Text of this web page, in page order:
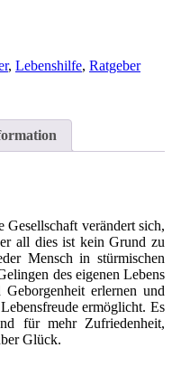
, Lebenshilfe, Ratgeber
verändert sich,
all dies ist kein Grund zu
Mensch in stürmischen
des eigenen Lebens
erlernen und
ermöglicht. Es
für mehr Zufriedenheit,
Glück.